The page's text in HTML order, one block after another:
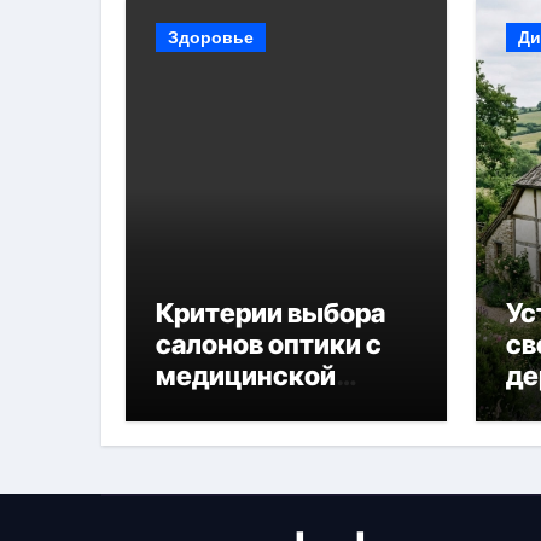
Здоровье
Критерии выбора
салонов оптики с
медицинской
диагностикой